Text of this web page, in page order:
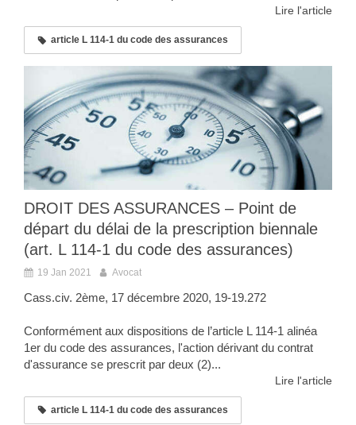
Lire l'article
article L 114-1 du code des assurances
DROIT DES ASSURANCES – Point de
départ du délai de la prescription biennale
(art. L 114-1 du code des assurances)
19 Jan 2021 Avocat
Cass.civ. 2ème, 17 décembre 2020, 19-19.272
Conformément aux dispositions de l’article L 114-1 alinéa
1er du code des assurances, l'action dérivant du contrat
d'assurance se prescrit par deux (2)...
Lire l'article
article L 114-1 du code des assurances